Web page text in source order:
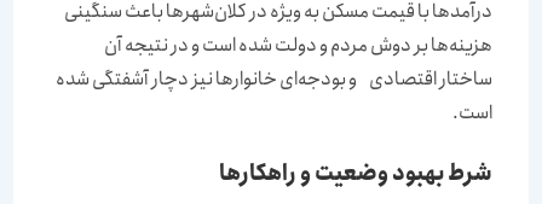
درآمدها با قیمت مسکن به ویژه در کلان‌شهرها باعث سنگینی
هزینه‌‌‌ها بر دوش مردم و دولت شده است و در نتیجه آن
ساختار اقتصادی و بودجه‌‌‌ای خانوارها نیز دچار آشفتگی شده
است.
شرط بهبود وضعیت و راهکارها